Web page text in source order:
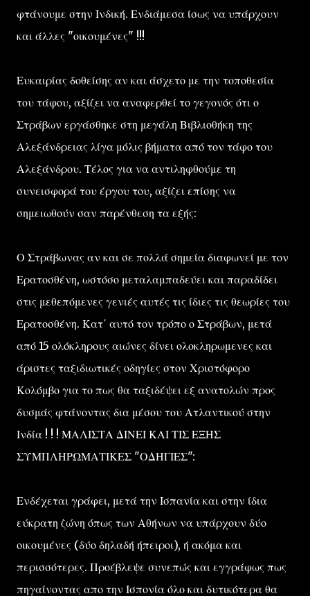
φτάνουμε στην Ινδική. Ενδιάμεσα ίσως να υπάρχουν
και άλλες "οικουμένες" !!!
Ευκαιρίας δοθείσης αν και άσχετο με την τοποθεσία
του τάφου, αξίζει να αναφερθεί το γεγονός ότι ο
Στράβων εργάσθηκε στη μεγάλη Βιβλιοθήκη της
Αλεξάνδρειας λίγα μόλις βήματα από τον τάφο του
Αλεξάνδρου. Τέλος για να αντιληφθούμε τη
συνεισφορά του έργου του, αξίζει επίσης να
σημειωθούν σαν παρένθεση τα εξής:
Ο Στράβωνας αν και σε πολλά σημεία διαφωνεί με τον
Ερατοσθένη, ωστόσο μεταλαμπαδεύει και παραδίδει
στις μεθεπόμενες γενιές αυτές τις ίδιες τις θεωρίες του
Ερατοσθένη. Κατ΄ αυτό τον τρόπο ο Στράβων, μετά
από 15 ολόκληρους αιώνες δίνει ολοκληρωμενες και
άριστες ταξιδιωτικές οδηγίες στον Χριστόφορο
Κολόμβο για το πως θα ταξιδέψει εξ ανατολών προς
δυσμάς φτάνοντας δια μέσου του Ατλαντικού στην
Ινδία ! ! ! ΜΑΛΙΣΤΑ ΔΙΝΕΙ ΚΑΙ ΤΙΣ ΕΞΗΣ
ΣΥΜΠΛΗΡΩΜΑΤΙΚΕΣ "ΟΔΗΓΙΕΣ":
Ενδέχεται γράφει, μετά την Ισπανία και στην ίδια
εύκρατη ζώνη όπως των Αθήνων να υπάρχουν δύο
οικουμένες (δύο δηλαδή ήπειροι), ή ακόμα και
περισσότερες. Προέβλεψε συνεπώς και εγγράφως πως
πηγαίνοντας απο την Ισπονία όλο και δυτικότερα θα